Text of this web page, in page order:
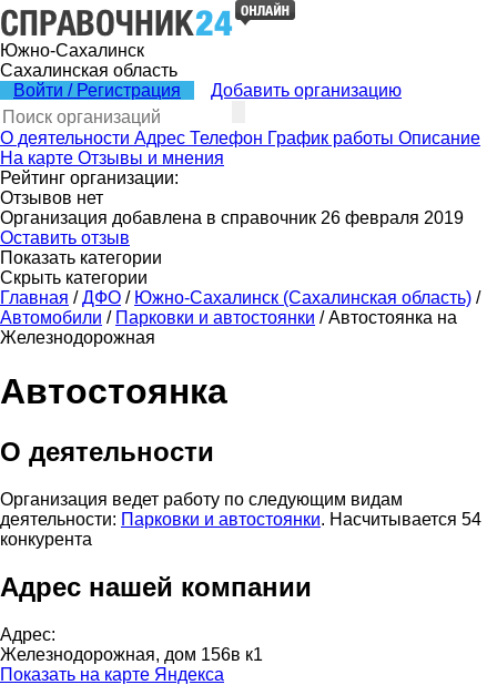
Южно-Сахалинск
Сахалинская область
Войти / Регистрация
Добавить организацию
О деятельности Адрес Телефон График работы Описание
На карте Отзывы и мнения
Рейтинг организации:
Отзывов нет
Организация добавлена в справочник 26 февраля 2019
Оставить отзыв
Показать категории
Скрыть категории
Главная / ДФО / Южно-Сахалинск (Сахалинская область) /
Автомобили / Парковки и автостоянки / Автостоянка на
Железнодорожная
Автостоянка
О деятельности
Организация ведет работу по следующим видам
деятельности: Парковки и автостоянки. Насчитывается 54
конкурента
Адрес нашей компании
Адрес:
Железнодорожная, дом 156в к1
Показать на карте Яндекса